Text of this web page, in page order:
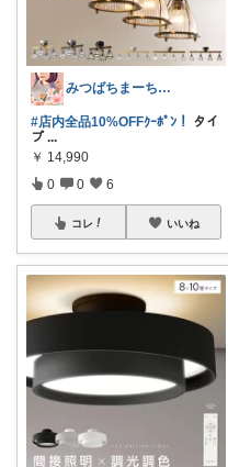
みつばちまーちᵀᴴᴬᴺᴷ ᵞᴼᵁ ◡̈*
#店内全品10%OFFｸｰﾎﾟﾝ！ タイ
プ ...
￥ 14,990
0 0 6
コレ いいね